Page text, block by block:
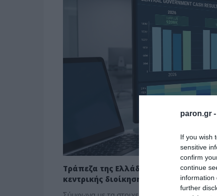
paron.gr -
If you wish
sensitive
confirm
continue
information
further
Τράπεζα της Ελλάδος: Πλεόνασμα
κεντρικής διοίκησης το πρώτο